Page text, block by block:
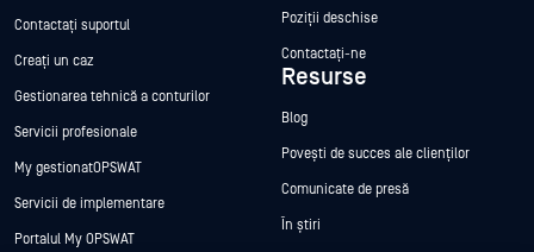
Contactați suportul
Creați un caz
Gestionarea tehnică a conturilor
Servicii profesionale
My gestionatOPSWAT
Servicii de implementare
Portalul My OPSWAT
Poziții deschise
Contactați-ne
Resurse
Blog
Povești de succes ale clienților
Comunicate de presă
În știri